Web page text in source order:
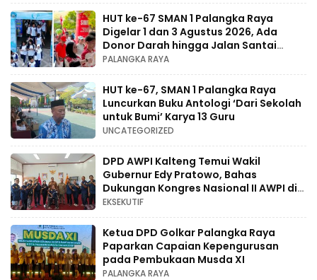
HUT ke-67 SMAN 1 Palangka Raya
Digelar 1 dan 3 Agustus 2026, Ada
Donor Darah hingga Jalan Santai
Berhadiah Doorprize
PALANGKA RAYA
HUT ke-67, SMAN 1 Palangka Raya
Luncurkan Buku Antologi ‘Dari Sekolah
untuk Bumi’ Karya 13 Guru
UNCATEGORIZED
DPD AWPI Kalteng Temui Wakil
Gubernur Edy Pratowo, Bahas
Dukungan Kongres Nasional II AWPI di
Kalimantan Tengah
EKSEKUTIF
Ketua DPD Golkar Palangka Raya
Paparkan Capaian Kepengurusan
pada Pembukaan Musda XI
PALANGKA RAYA